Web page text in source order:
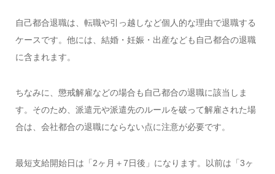
自己都合退職は、転職や引っ越しなど個人的な理由で退職する
ケースです。他には、結婚・妊娠・出産なども自己都合の退職
に含まれます。
ちなみに、懲戒解雇などの場合も自己都合の退職に該当しま
す。そのため、派遣元や派遣先のルールを破って解雇された場
合は、会社都合の退職にならない点に注意が必要です。
最短支給開始日は「2ヶ月＋7日後」になります。以前は「3ヶ